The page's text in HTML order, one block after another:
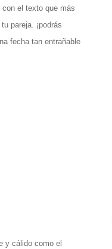
el texto que más
pareja. ¡podrás
fecha tan entrañable
y cálido como el